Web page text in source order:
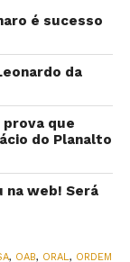
é sucesso
da
que
do Planalto
na web! Será
, OAB, ORAL, ORDEM